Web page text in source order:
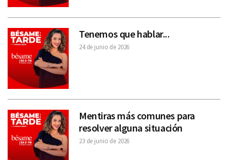
Tenemos que hablar...
24 de junio de 2026
Mentiras más comunes para
resolver alguna situación
23 de junio de 2026